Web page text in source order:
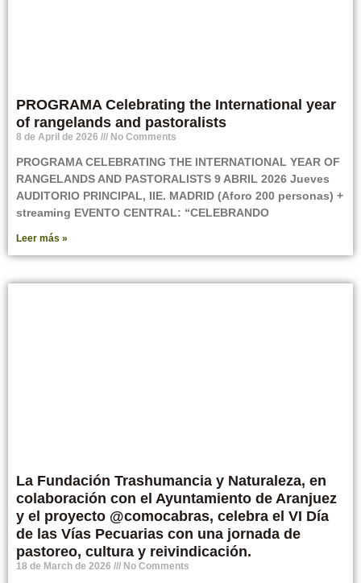
PROGRAMA Celebrating the International year
of rangelands and pastoralists
8 de April de 2026 No Comments
PROGRAMA CELEBRATING THE INTERNATIONAL YEAR OF
RANGELANDS AND PASTORALISTS 9 ABRIL 2026 Jueves
AUDITORIO PRINCIPAL, IIE. MADRID (Aforo 200 personas) +
streaming EVENTO CENTRAL: “CELEBRANDO
Leer más »
La Fundación Trashumancia y Naturaleza, en
colaboración con el Ayuntamiento de Aranjuez
y el proyecto @comocabras, celebra el VI Día
de las Vías Pecuarias con una jornada de
pastoreo, cultura y reivindicación.
18 de March de 2026 No Comments